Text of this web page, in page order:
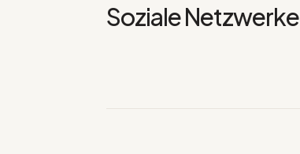
Soziale Netzwerke